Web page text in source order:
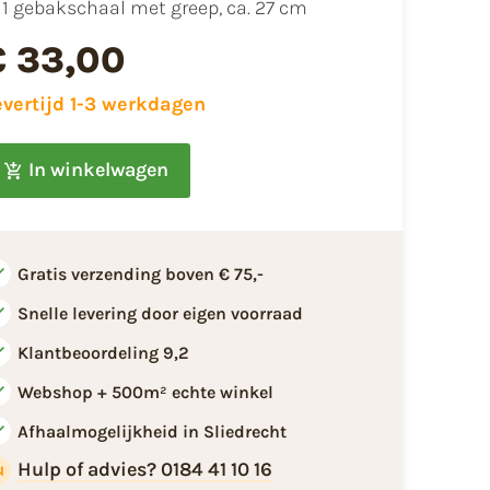
1 gebakschaal met greep, ca. 27 cm
33,00
1-3 werkdagen
In winkelwagen
Gratis verzending boven € 75,-
Snelle levering door eigen voorraad
Klantbeoordeling 9,2
Webshop + 500m² echte winkel
Afhaalmogelijkheid in Sliedrecht
Hulp of advies? 0184 41 10 16